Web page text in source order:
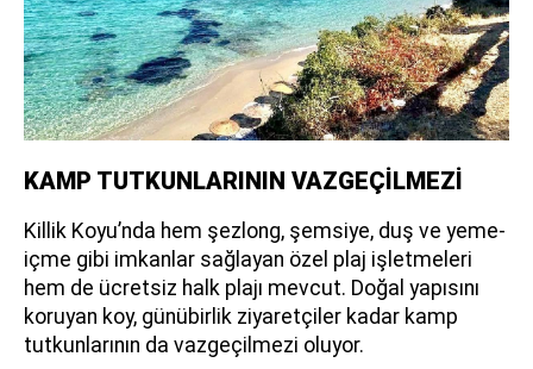
KAMP TUTKUNLARININ VAZGEÇİLMEZİ
Killik Koyu’nda hem şezlong, şemsiye, duş ve yeme-
içme gibi imkanlar sağlayan özel plaj işletmeleri
hem de ücretsiz halk plajı mevcut. Doğal yapısını
koruyan koy, günübirlik ziyaretçiler kadar kamp
tutkunlarının da vazgeçilmezi oluyor.